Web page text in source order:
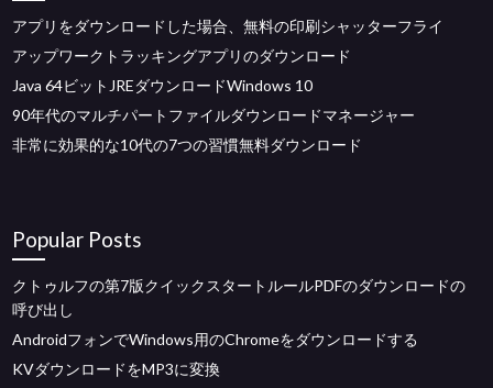
アプリをダウンロードした場合、無料の印刷シャッターフライ
アップワークトラッキングアプリのダウンロード
Java 64ビットJREダウンロードWindows 10
90年代のマルチパートファイルダウンロードマネージャー
非常に効果的な10代の7つの習慣無料ダウンロード
Popular Posts
クトゥルフの第7版クイックスタートルールPDFのダウンロードの
呼び出し
AndroidフォンでWindows用のChromeをダウンロードする
KVダウンロードをMP3に変換